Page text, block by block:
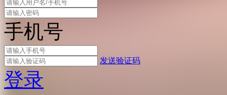
手机号
发送验证码
登录